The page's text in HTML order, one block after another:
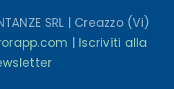
SRL | Creazzo (Vi)
| Iscriviti alla